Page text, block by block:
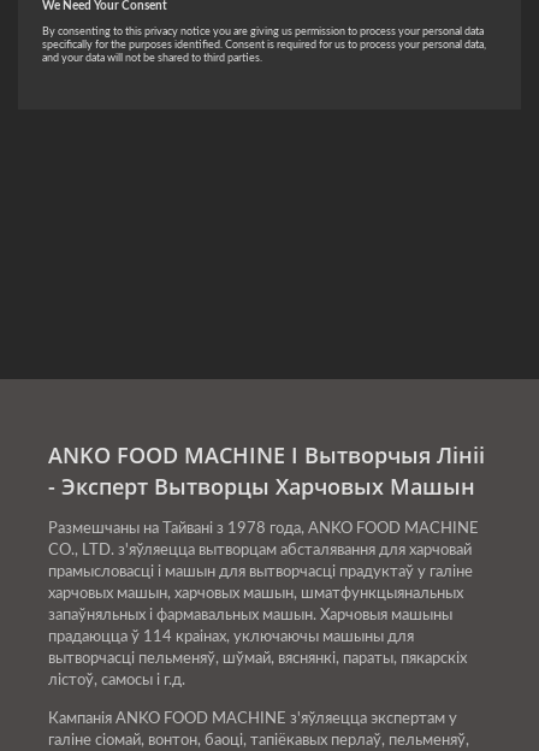
ANKO FOOD MACHINE І Вытворчыя Лініі
- Эксперт Вытворцы Харчовых Машын
Размешчаны на Тайвані з 1978 года, ANKO FOOD MACHINE
CO., LTD. з'яўляецца вытворцам абсталявання для харчовай
прамысловасці і машын для вытворчасці прадуктаў у галіне
харчовых машын, харчовых машын, шматфункцыянальных
запаўняльных і фармавальных машын. Харчовыя машыны
прадаюцца ў 114 краінах, уключаючы машыны для
вытворчасці пельменяў, шўмай, вяснянкі, параты, пякарскіх
лістоў, самосы і г.д.
Кампанія ANKO FOOD MACHINE з'яўляецца экспертам у
галіне сіомай, вонтон, баоці, тапіёкавых перлаў, пельменяў,